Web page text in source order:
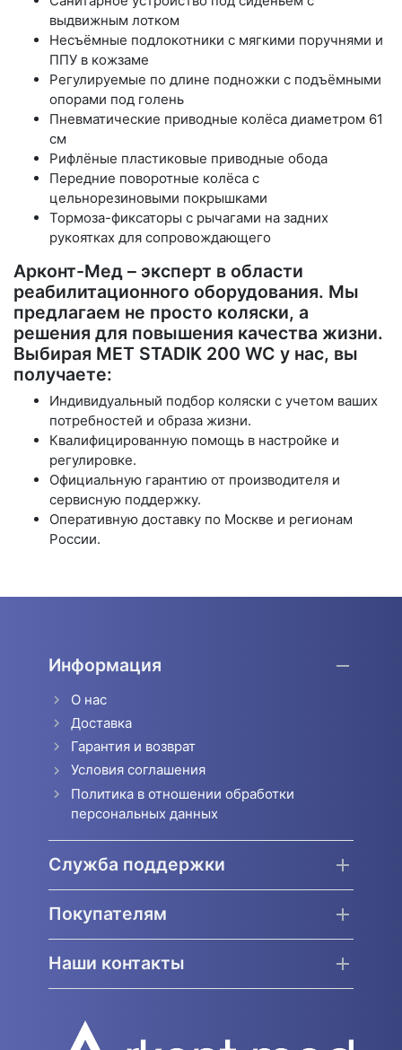
выдвижным лотком
Несъёмные подлокотники с мягкими поручнями и
ППУ в кожзаме
Регулируемые по длине подножки с подъёмными
опорами под голень
Пневматические приводные колёса диаметром 61
см
Рифлёные пластиковые приводные обода
Передние поворотные колёса с
цельнорезиновыми покрышками
Тормоза-фиксаторы с рычагами на задних
рукоятках для сопровождающего
Арконт-Мед – эксперт в области
реабилитационного оборудования. Мы
предлагаем не просто коляски, а
решения для повышения качества жизни.
Выбирая MET STADIK 200 WC у нас, вы
получаете:
Индивидуальный подбор коляски с учетом ваших
потребностей и образа жизни.
Квалифицированную помощь в настройке и
регулировке.
Официальную гарантию от производителя и
сервисную поддержку.
Оперативную доставку по Москве и регионам
России.
Информация
О нас
Доставка
Гарантия и возврат
Условия соглашения
Политика в отношении обработки
персональных данных
Служба поддержки
Покупателям
Наши контакты